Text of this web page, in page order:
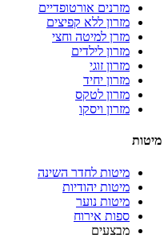
מזרנים אורטופדיים
מזרון ללא קפיצים
מזרן למיטה וחצי
מזרון לילדים
מזרון זוגי
מזרון יחיד
מזרון לטקס
מזרון ויסקו
מיטות
מיטות לחדר השינה
מיטות יהודיות
מיטות נוער
ספות אירוח
מבצעים